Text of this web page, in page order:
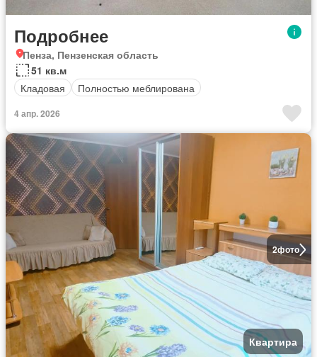
Подробнее
Пенза, Пензенская область
51 кв.м
Кладовая
Полностью меблирована
4 апр. 2026
2фото
Квартира